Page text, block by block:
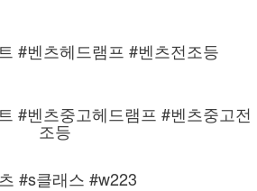
#벤츠헤드램프 #벤츠전조등
#벤츠중고헤드램프 #벤츠중고전
조등
#s클래스 #w223